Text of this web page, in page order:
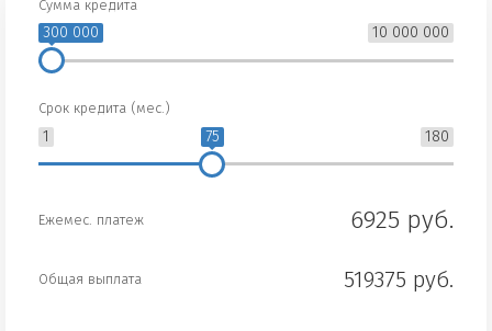
Сумма кредита
10 000 000
300 000
Срок кредита (мес.)
1 180
75
Ежемес. платеж 6925 руб.
Общая выплата 519375 руб.